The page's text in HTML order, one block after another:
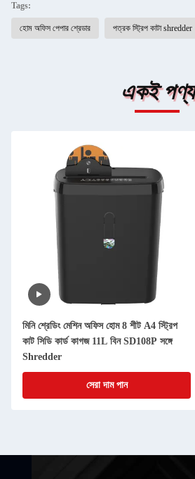
Tags:
হোম অফিস পেপার শ্রেডার পত্রক স্ট্রিপ কাটা shredder
একই পণ্য
মিনি শ্রেডিং মেশিন অফিস হোম 8 শীট A4 স্ট্রিপ
কাট সিডি কার্ড কাগজ 11L বিন SD108P সঙ্গে
Shredder
সেরা দাম পান